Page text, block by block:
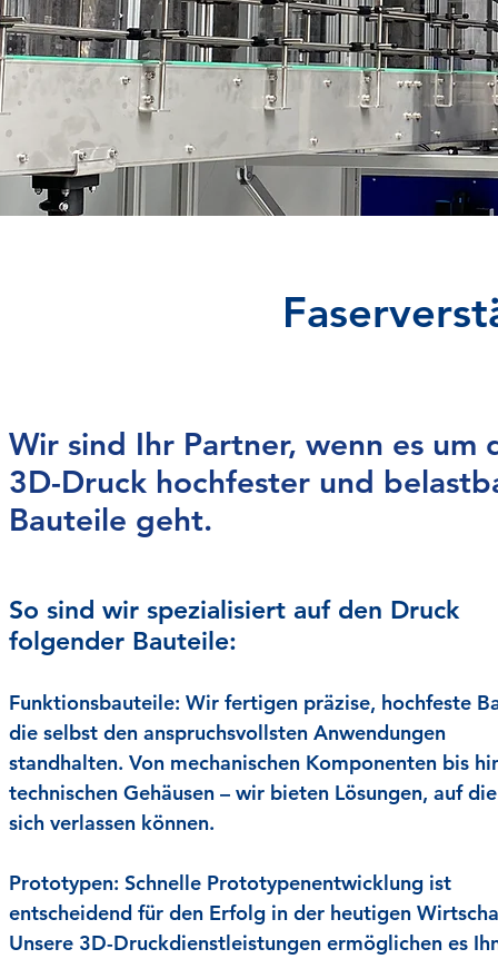
Wir sind Ihr Partner, wenn es um
3D-Druck hochfester und
Bauteile geht.
So sind wir spezialisiert auf den Druck
folgender Bauteile:
Funktionsbauteile: Wir fertigen präzise, hochfeste
die selbst den anspruchsvollsten Anwendungen
standhalten. Von mechanischen Komponenten bis
technischen Gehäusen – wir bieten Lösungen, auf
sich verlassen können.
Prototypen: Schnelle Prototypenentwicklung ist
entscheidend für den Erfolg in der heutigen
Unsere 3D-Druckdienstleistungen ermöglichen es